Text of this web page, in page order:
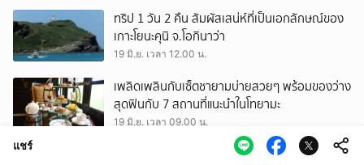
ทริป 1 วัน 2 คืน สัมผัสเสน่ห์ที่เป็นเอกลักษณ์ของ
เกาะโยนะคุนิ จ.โอกินาว่า
19 มิ.ย. เวลา 12.00 น.
เพลิดเพลินกับเซ็ตชายามบ่ายสวยๆ พร้อมของว่าง
สุดฟินกับ 7 สถานที่แนะนำในโทยามะ
19 มิ.ย. เวลา 09.00 น.
พาไปเที่ยว “ครัวซองต์ไอแลนด์” แห่งโอกินาว่า…
แชร์